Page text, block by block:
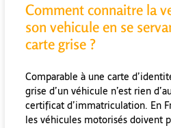
Comment connaitre la
son vehicule en se
carte grise ?
Comparable à une carte
grise d’un véhicule n’est rien
certificat d’immatriculation. En
les véhicules motorisés doivent